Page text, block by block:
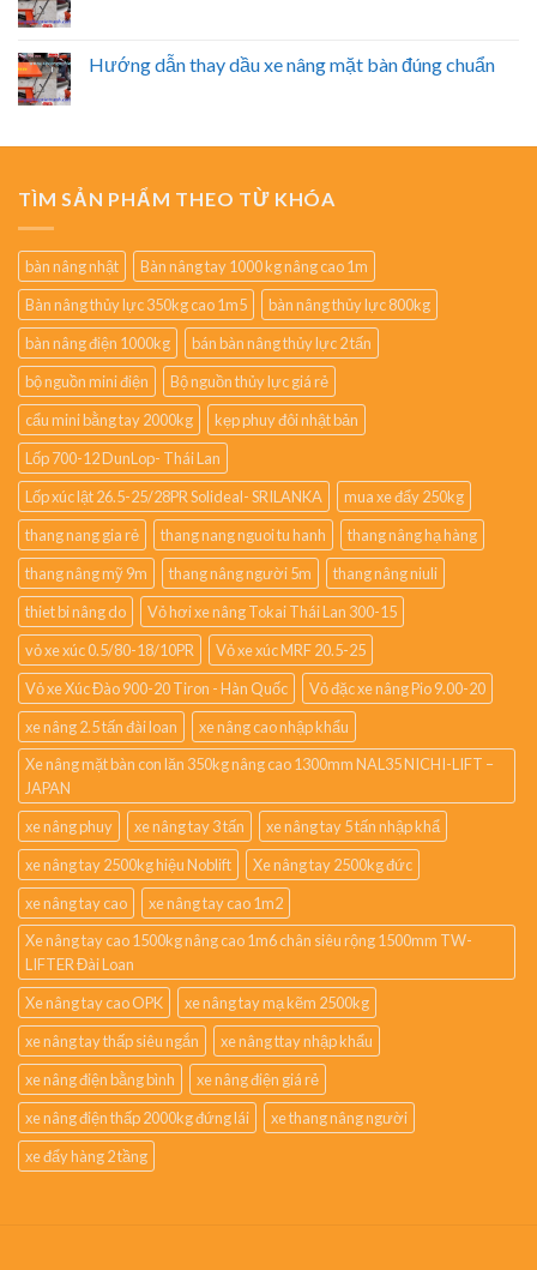
Hướng dẫn thay dầu xe nâng mặt bàn đúng chuẩn
TÌM SẢN PHẨM THEO TỪ KHÓA
bàn nâng nhật
Bàn nâng tay 1000 kg nâng cao 1m
Bàn nâng thủy lực 350kg cao 1m5
bàn nâng thủy lực 800kg
bàn nâng điện 1000kg
bán bàn nâng thủy lực 2 tấn
bộ nguồn mini điện
Bộ nguồn thủy lực giá rẻ
cẩu mini bằng tay 2000kg
kẹp phuy đôi nhật bản
Lốp 700-12 DunLop- Thái Lan
Lốp xúc lật 26.5-25/28PR Solideal- SRILANKA
mua xe đẩy 250kg
thang nang gia rẻ
thang nang nguoi tu hanh
thang nâng hạ hàng
thang nâng mỹ 9m
thang nâng người 5m
thang nâng niuli
thiet bi nâng do
Vỏ hơi xe nâng Tokai Thái Lan 300-15
vỏ xe xúc 0.5/80-18/10PR
Vỏ xe xúc MRF 20.5-25
Vỏ xe Xúc Đào 900-20 Tiron - Hàn Quốc
Vỏ đặc xe nâng Pio 9.00-20
xe nâng 2.5 tấn đài loan
xe nâng cao nhập khẩu
Xe nâng mặt bàn con lăn 350kg nâng cao 1300mm NAL35 NICHI-LIFT –
JAPAN
xe nâng phuy
xe nâng tay 3 tấn
xe nâng tay 5 tấn nhập khẩ
xe nâng tay 2500kg hiệu Noblift
Xe nâng tay 2500kg đức
xe nâng tay cao
xe nâng tay cao 1m2
Xe nâng tay cao 1500kg nâng cao 1m6 chân siêu rộng 1500mm TW-
LIFTER Đài Loan
Xe nâng tay cao OPK
xe nâng tay mạ kẽm 2500kg
xe nâng tay thấp siêu ngắn
xe nâng ttay nhập khẩu
xe nâng điện bằng bình
xe nâng điện giá rẻ
xe nâng điện thấp 2000kg đứng lái
xe thang nâng người
xe đẩy hàng 2 tầng